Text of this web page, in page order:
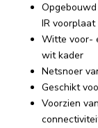
IR voorplaat
Witte voor-
wit kader
Netsnoer
Geschikt
Voorzien